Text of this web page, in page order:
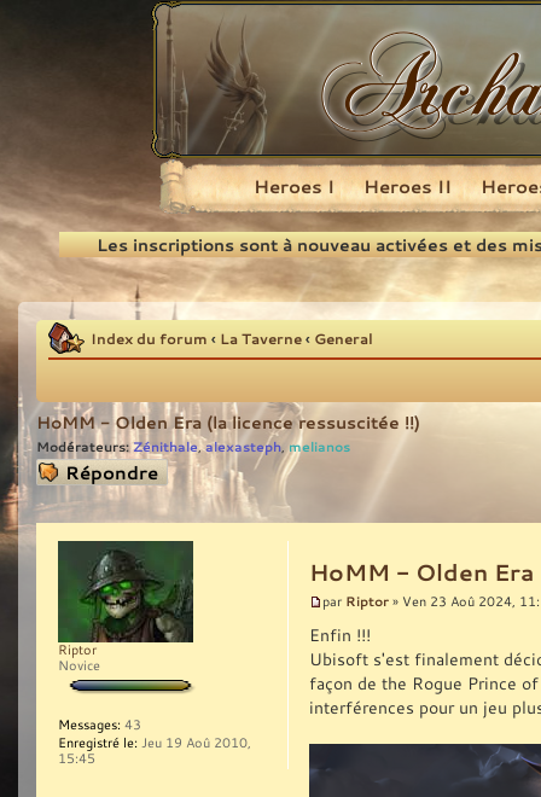
Recherche
Heroes I Heroes II
Les inscriptions sont à nouveau activées et des
Index du forum ‹ La Taverne‹ General
HoMM - Olden Era (la licence ressuscitée !!)
Modérateurs: Zénithale,alexasteph, melianos
Répondre
HoMM - Olden
par Riptor » Ven 23 Aoû 2024,
Enfin !!!
Ubisoft s'est finalement
façon de the Rogue Prince
interférences pour un jeu
Riptor
Novice
Messages: 43
Enregistré le: Jeu 19 Aoû 2010,
15:45